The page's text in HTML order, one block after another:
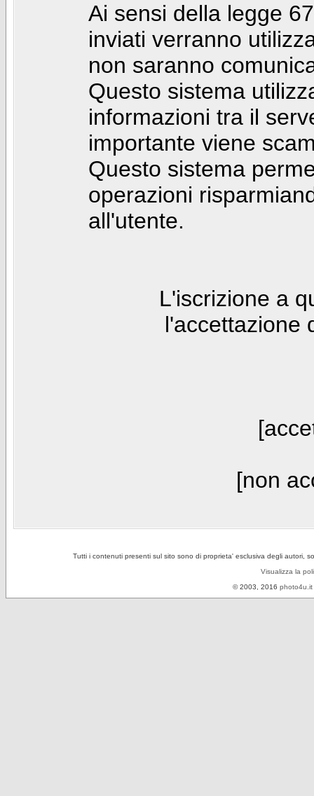
Ai sensi della legge
inviati verranno
non saranno
Questo sistema
informazioni tra il
importante viene
Questo sistema
operazioni
all'utente.
L'iscrizione a
l'accettazione
[non
Tutti i contenuti presenti sul sito sono di proprieta' esclusiva degli autori,
Visualizza la
© 2003, 2016 photo4u.it